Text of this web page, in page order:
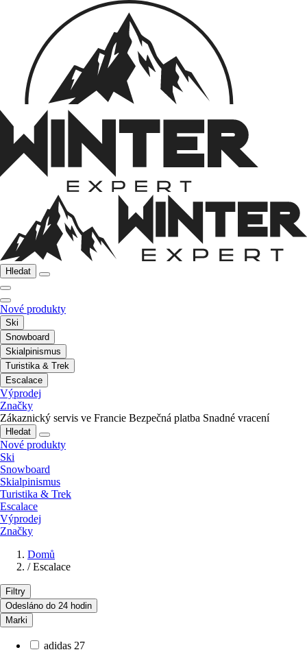
Hledat
Nové produkty
Ski
Snowboard
Skialpinismus
Turistika & Trek
Escalace
Výprodej
Značky
Zákaznický servis ve Francie Bezpečná platba Snadné vracení
Hledat
Nové produkty
Ski
Snowboard
Skialpinismus
Turistika & Trek
Escalace
Výprodej
Značky
Domů
/ Escalace
Filtry
Odesláno do 24 hodin
Marki
adidas 27